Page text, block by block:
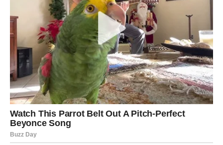
karmičkih nagrada. Sudbina nije nešto što se događa
slučajno – ona često dolazi kao rezultat svega što smo do
sada učinili.
Posebno se izdvajaju Ribe, Strijelac i Vaga, kojima džjotiš
predviđa najviše sreće, najvažnije prilike i događaje koji
mogu ostaviti snažan trag na ostatak godine.
Ponekad sudbina ne dolazi glasno. Ponekad se pojavljuje
kroz male znakove koji polako mijenjaju cijeli život.
Upravo takvi znakovi sada dolaze prema vama.